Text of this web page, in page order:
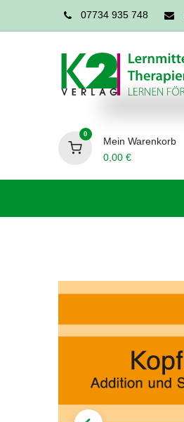
07734 935 748
0
Mein Warenkorb
0,00€